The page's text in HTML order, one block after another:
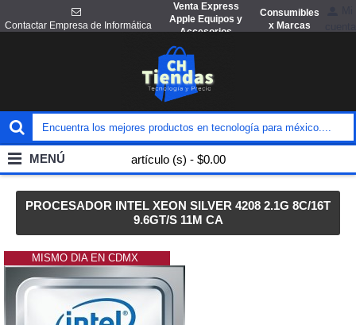
Contactar Empresa de Informática
Venta Express
Apple Equipos y
Accesorios
Consumibles
x Marcas
artículo (s) - $0.00
MENÚ
PROCESADOR INTEL XEON SILVER 4208 2.1G 8C/16T
9.6GT/S 11M CA
MISMO DIA EN CDMX